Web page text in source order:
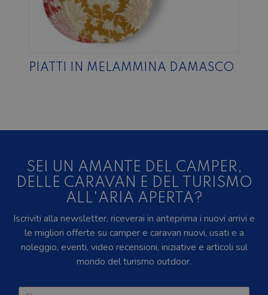
PIATTI IN MELAMMINA DAMASCO
SEI UN AMANTE DEL CAMPER,
DELLE CARAVAN E DEL TURISMO
ALL'ARIA APERTA?
Iscriviti alla newsletter, riceverai in anteprima i nuovi arrivi e
le migliori offerte su camper e caravan nuovi, usati e a
noleggio, eventi, video recensioni, iniziative e articoli sul
mondo del turismo outdoor.